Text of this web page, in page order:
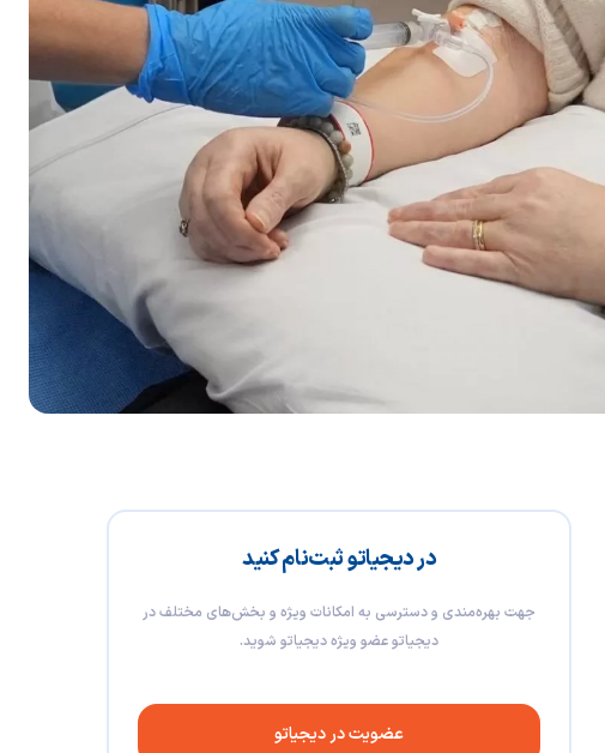
در دیجیاتو ثبت‌نام کنید
جهت بهره‌مندی و دسترسی به امکانات ویژه و بخش‌های مختلف در
دیجیاتو عضو ویژه دیجیاتو شوید.
عضویت در دیجیاتو